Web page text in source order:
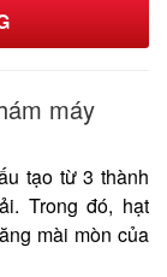
máy
tạo từ 3 thành
Trong đó, hạt
mài mòn của